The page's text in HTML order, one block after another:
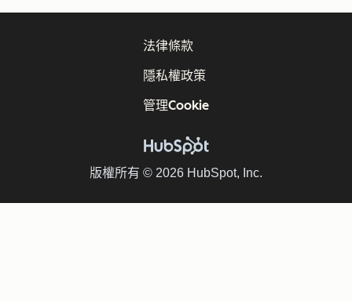
版權所有 © 2026 HubSpot, Inc.
法律條款
隱私權政策
管理Cookie